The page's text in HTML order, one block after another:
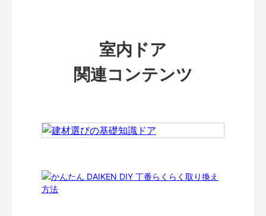
室内ドア
関連コンテンツ